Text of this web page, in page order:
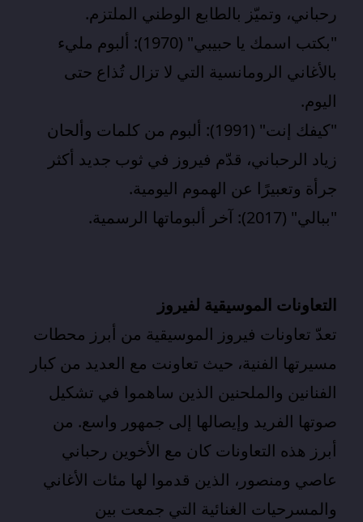
رحباني، وتميّز بالطابع الوطني الملتزم.
"بكتب اسمك يا حبيبي" (1970): ألبوم مليء
بالأغاني الرومانسية التي لا تزال تُذاع حتى
اليوم.
"كيفك إنت" (1991): ألبوم من كلمات وألحان
زياد الرحباني، قدّم فيروز في ثوب جديد أكثر
جرأة وتعبيرًا عن الهموم اليومية.
"ببالي" (2017): آخر ألبوماتها الرسمية.
التعاونات الموسيقية لفيروز
تعدّ تعاونات فيروز الموسيقية من أبرز محطات
مسيرتها الفنية، حيث تعاونت مع العديد من كبار
الفنانين والملحنين الذين ساهموا في تشكيل
صوتها الفريد وإيصالها إلى جمهور واسع. من
أبرز هذه التعاونات كان مع الأخوين رحباني
عاصي ومنصور ، الذين قدموا لها مئات الأغاني
والمسرحيات الغنائية التي جمعت بين